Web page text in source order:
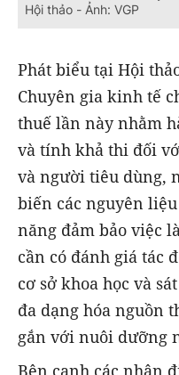
Hội thảo - Ảnh: VGP
Phát biểu tại Hội
Chuyên gia kinh tế
thuế lần này nhằm
và tính khả thi đối
và người tiêu dùng,
biến các nguyên
năng đảm bảo việc
cần có đánh giá tác
cơ sở khoa học và
đa dạng hóa nguồn
gắn với nuôi dưỡng